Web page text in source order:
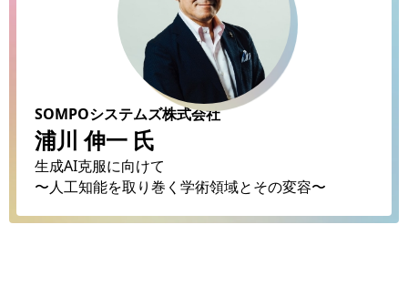
SOMPOシステムズ株式会社
浦川 伸一 氏
生成AI克服に向けて
〜人工知能を取り巻く学術領域とその変容〜